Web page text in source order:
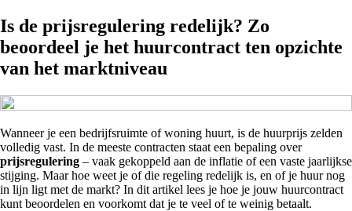
Is de prijsregulering redelijk? Zo
beoordeel je het huurcontract ten opzichte
van het marktniveau
Wanneer je een bedrijfsruimte of woning huurt, is de huurprijs zelden
volledig vast. In de meeste contracten staat een bepaling over
prijsregulering – vaak gekoppeld aan de inflatie of een vaste jaarlijkse
stijging. Maar hoe weet je of die regeling redelijk is, en of je huur nog
in lijn ligt met de markt? In dit artikel lees je hoe je jouw huurcontract
kunt beoordelen en voorkomt dat je te veel of te weinig betaalt.